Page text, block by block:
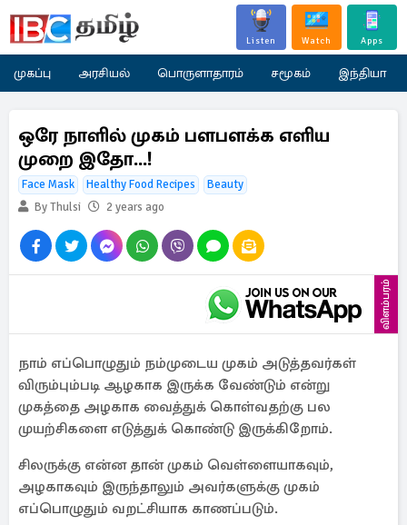
Listen Watch Apps
முகப்பு அரசியல் பொருளாதாரம் சமூகம் இந்தியா
ஒரே நாளில் முகம் பளபளக்க எளிய
முறை இதோ...!
Face Mask Healthy Food Recipes
Beauty
By Thulsi
2 years ago
விளம்பரம்
நாம் எப்பொழுதும் நம்முடைய முகம் அடுத்தவர்கள்
விரும்பும்படி ஆழகாக இருக்க வேண்டும் என்று
முகத்தை அழகாக வைத்துக் கொள்வதற்கு பல
முயற்சிகளை எடுத்துக் கொண்டு இருக்கிறோம்.
சிலருக்கு என்ன தான் முகம் வெள்ளையாகவும்,
அழகாகவும் இருந்தாலும் அவர்களுக்கு முகம்
எப்பொழுதும் வறட்சியாக காணப்படும்.